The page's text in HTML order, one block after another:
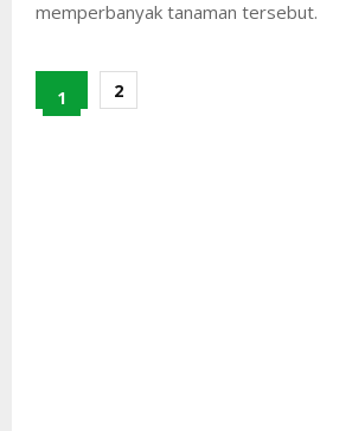
memperbanyak tanaman tersebut.
1 2